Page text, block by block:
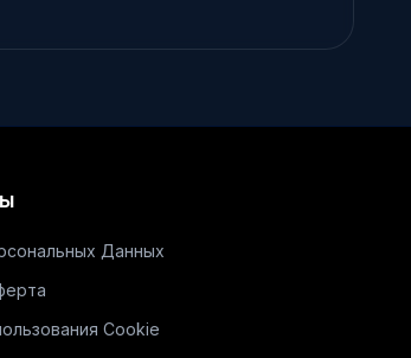
Данных
Cookie